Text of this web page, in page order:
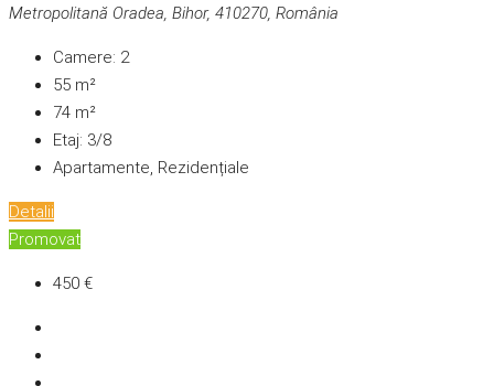
Metropolitană Oradea, Bihor, 410270, România
Camere: 2
55 m²
74 m²
Etaj: 3/8
Apartamente, Rezidențiale
Detalii
Promovat
450 €